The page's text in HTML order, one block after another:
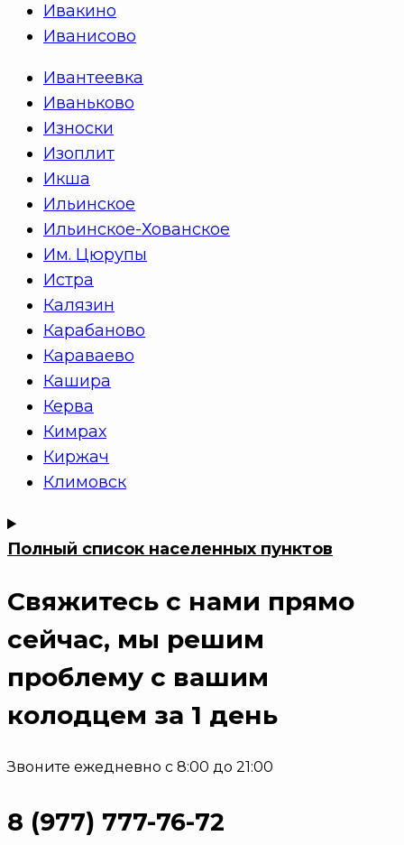
Ивакино
Иванисово
Ивантеевка
Иваньково
Износки
Изоплит
Икша
Ильинское
Ильинское-Хованское
Им. Цюрупы
Истра
Калязин
Карабаново
Караваево
Кашира
Керва
Кимрах
Киржач
Климовск
Полный список населенных пунктов
Свяжитесь с нами прямо
сейчас, мы решим
проблему с вашим
колодцем за 1 день
Звоните ежедневно с 8:00 до 21:00
8 (977) 777-76-72